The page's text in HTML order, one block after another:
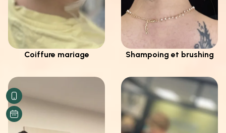
Coiffure mariage Shampoing et brushing